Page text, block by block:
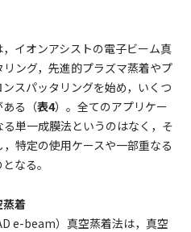
イオンアシストの電子ビーム真
ング，先進的プラズマ蒸着やプ
スパッタリングを始め，いくつ
ある（表4）。全てのアプリケー
単一成膜法というのはなく，そ
特定の使用ケースや一部重なる
なる。
蒸着
e-beam）真空蒸着法は，真空